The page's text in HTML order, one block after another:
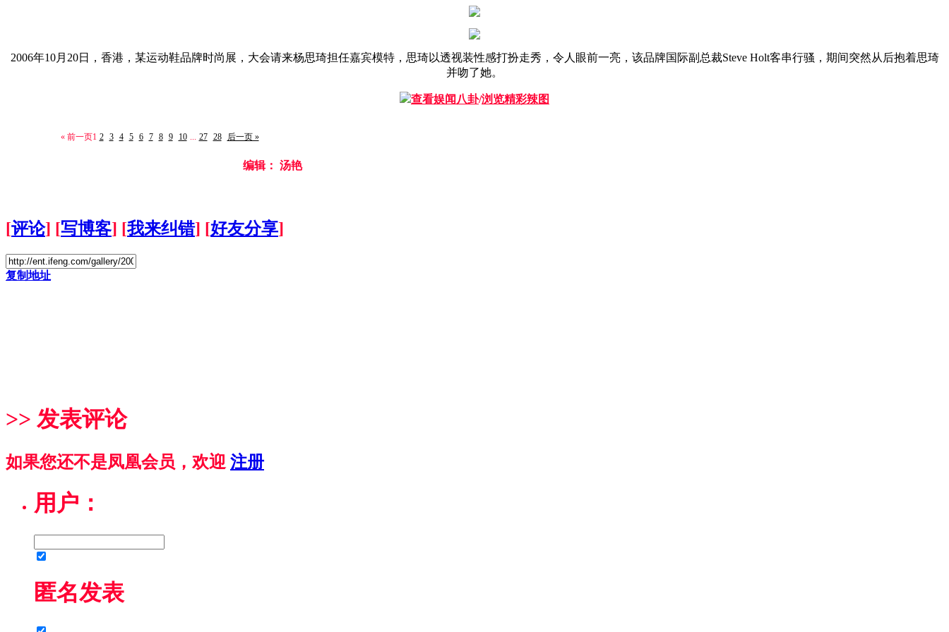
2006年10月20日，香港，某运动鞋品牌时尚展，大会请来杨思琦担任嘉宾模特，思琦以透视装性感打扮走秀，令人眼前一亮，该品牌国际副总裁Steve Holt客串行骚，期间突然从后抱着思琦
并吻了她。
查看娱闻八卦/浏览精彩辣图
« 前一页1 2 3 4 5 6 7 8 9 10 27 28 后一页 »
编辑： 汤艳
[评论] [写博客] [我来纠错] [好友分享]
复制地址
>> 发表评论
如果您还不是凤凰会员，欢迎 注册
用户：
匿名发表